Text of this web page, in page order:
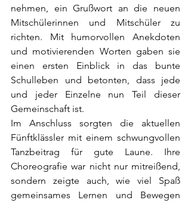
nehmen, ein Grußwort an die neuen
Mitschülerinnen und Mitschüler zu
richten. Mit humorvollen Anekdoten
und motivierenden Worten gaben sie
einen ersten Einblick in das bunte
Schulleben und betonten, dass jede
und jeder Einzelne nun Teil dieser
Gemeinschaft ist.
Im Anschluss sorgten die aktuellen
Fünftklässler mit einem schwungvollen
Tanzbeitrag für gute Laune. Ihre
Choreografie war nicht nur mitreißend,
sondern zeigte auch, wie viel Spaß
gemeinsames Lernen und Bewegen